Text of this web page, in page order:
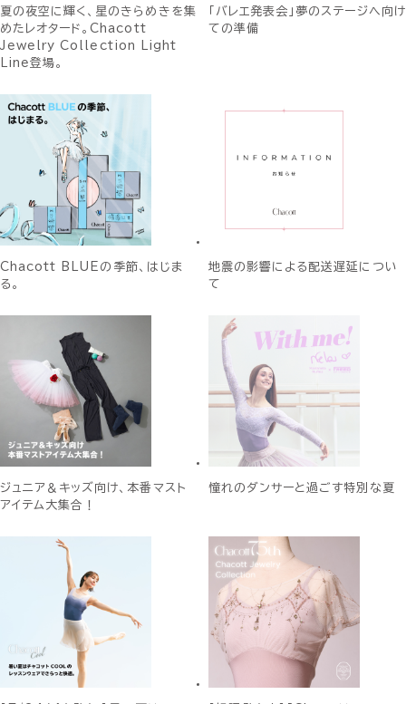
夏の夜空に輝く、星のきらめきを集
めたレオタード。Chacott
Jewelry Collection Light
Line登場。
「バレエ発表会」夢のステージへ向け
ての準備
Chacott BLUEの季節、はじま
る。
地震の影響による配送遅延につい
て
ジュニア＆キッズ向け、本番マスト
アイテム大集合！
憧れのダンサーと過ごす特別な夏